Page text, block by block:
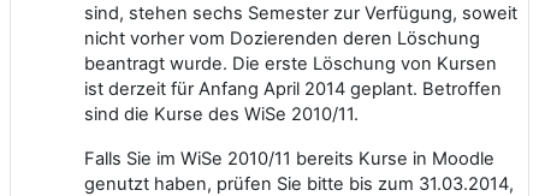
sind, stehen sechs Semester zur Verfügung, soweit
nicht vorher vom Dozierenden deren Löschung
beantragt wurde. Die erste Löschung von Kursen
ist derzeit für Anfang April 2014 geplant. Betroffen
sind die Kurse des WiSe 2010/11.
Falls Sie im WiSe 2010/11 bereits Kurse in Moodle
genutzt haben, prüfen Sie bitte bis zum 31.03.2014,